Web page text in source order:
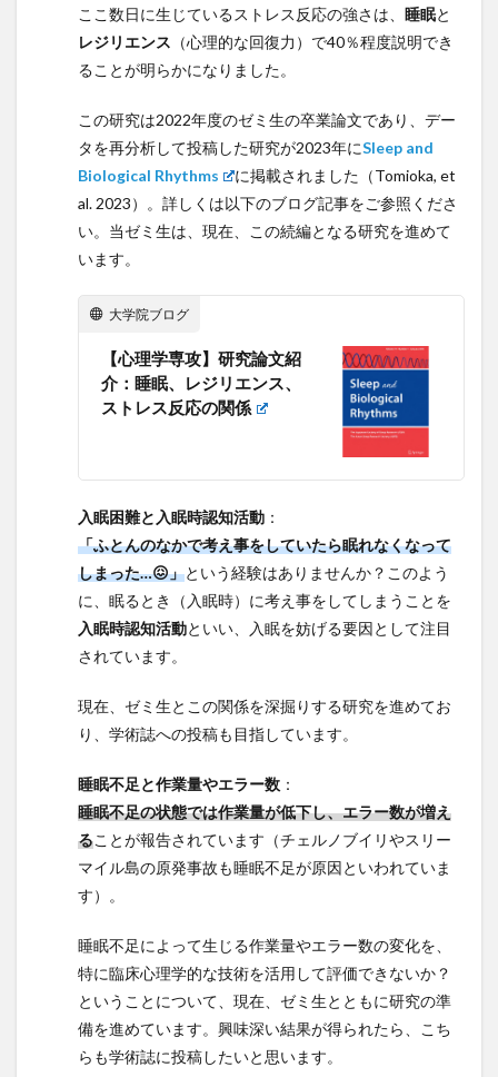
ここ数日に生じているストレス反応の強さは、 睡眠と
レジリエンス （心理的な回復力）で40％程度説明でき
ることが明らかになりました。
この研究は2022年度のゼミ生の卒業論文であり、デー
タを再分析して投稿した研究が2023年にSleep and
Biological Rhythms
に掲載されました（Tomioka, et
al. 2023）。詳しくは以下のブログ記事をご参照くださ
い。当ゼミ生は、現在、この続編となる研究を進めて
います。
大学院ブログ
【心理学専攻】研究論文紹
介：睡眠、レジリエンス、
ストレス反応の関係
入眠困難と入眠時認知活動 ：
「ふとんのなかで考え事をしていたら眠れなくなって
しまった…😖」という経験はありませんか？このよう
に、眠るとき（入眠時）に考え事をしてしまうことを
入眠時認知活動といい、入眠を妨げる要因として注目
されています。
現在、ゼミ生とこの関係を深掘りする研究を進めてお
り、学術誌への投稿も目指しています。
睡眠不足と作業量やエラー数 ：
睡眠不足の状態では作業量が低下し、エラー数が増え
ることが報告されています（チェルノブイリやスリー
マイル島の原発事故も睡眠不足が原因といわれていま
す）。
睡眠不足によって生じる作業量やエラー数の変化を、
特に臨床心理学的な技術を活用して評価できないか？
ということについて、現在、ゼミ生とともに研究の準
備を進めています。興味深い結果が得られたら、こち
らも学術誌に投稿したいと思います。